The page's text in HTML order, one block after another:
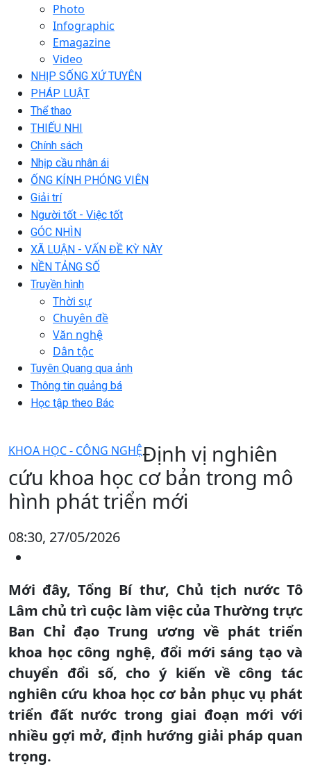
Photo
Infographic
Emagazine
Video
NHỊP SỐNG XỨ TUYÊN
PHÁP LUẬT
Thể thao
THIẾU NHI
Chính sách
Nhịp cầu nhân ái
ỐNG KÍNH PHÓNG VIÊN
Giải trí
Người tốt - Việc tốt
GÓC NHÌN
XÃ LUẬN - VẤN ĐỀ KỲ NÀY
NỀN TẢNG SỐ
Truyền hình
Thời sự
Chuyên đề
Văn nghệ
Dân tộc
Tuyên Quang qua ảnh
Thông tin quảng bá
Học tập theo Bác
KHOA HỌC - CÔNG NGHỆĐịnh vị nghiên
cứu khoa học cơ bản trong mô
hình phát triển mới
08:30, 27/05/2026
Mới đây, Tổng Bí thư, Chủ tịch nước Tô
Lâm chủ trì cuộc làm việc của Thường trực
Ban Chỉ đạo Trung ương về phát triển
khoa học công nghệ, đổi mới sáng tạo và
chuyển đổi số, cho ý kiến về công tác
nghiên cứu khoa học cơ bản phục vụ phát
triển đất nước trong giai đoạn mới với
nhiều gợi mở, định hướng giải pháp quan
trọng.